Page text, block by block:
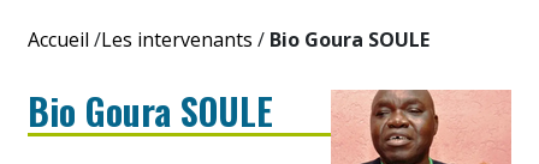
Accueil /Les intervenants / Bio Goura SOULE
Bio Goura SOULE